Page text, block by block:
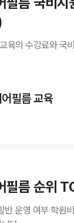
육의 수강료와 국
필름 교육
필름 순위
반 운영 여부 학원